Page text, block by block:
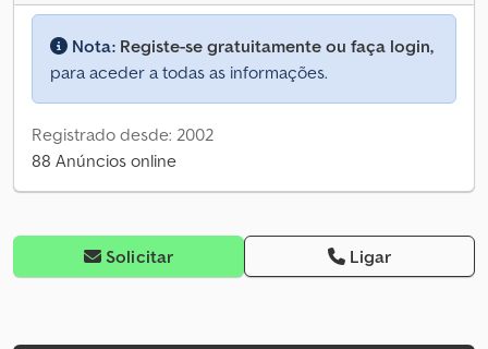
Nota: Registe-se gratuitamente ou faça login,
para aceder a todas as informações.
Registrado desde: 2002
88 Anúncios online
Solicitar Ligar